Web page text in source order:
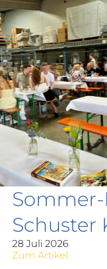
Schuster
28 Juli 2026
Zum Artikel